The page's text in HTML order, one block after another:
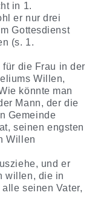
in 1.
er nur drei
Gottesdienst
(s. 1.
die Frau in der
Willen,
könnte man
Mann, der die
Gemeinde
seinen engsten
Willen
und er
willen, die in
seinen Vater,